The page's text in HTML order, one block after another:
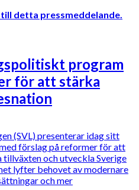
detta pressmeddelande.
program
för att stärka
(SVL) presenterar idag sitt
förslag på reformer för att
och utveckla Sverige
lyfter behovet av modernare
och mer